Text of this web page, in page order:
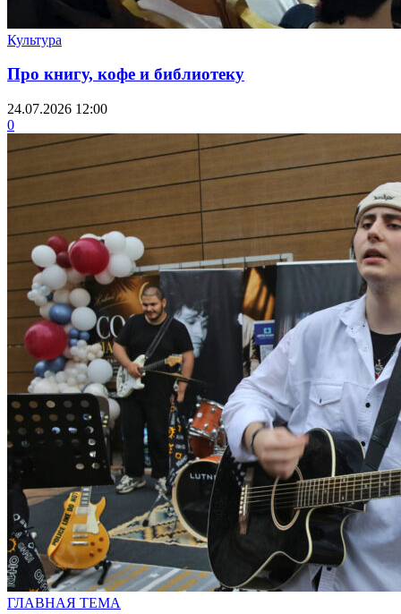
Культура
Про книгу, кофе и библиотеку
24.07.2026 12:00
0
ГЛАВНАЯ ТЕМА